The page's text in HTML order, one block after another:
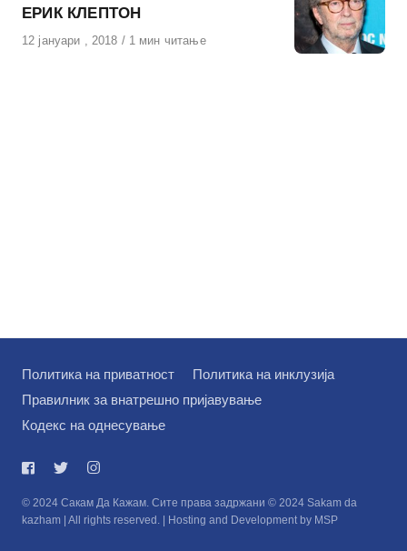
ЕРИК КЛЕПТОН
Објавено
12 јануари , 2018 1 мин читање
Политика на приватност
Политика на инклузија
Правилник за внатрешно пријавување
Кодекс на однесување
© 2024 Сакам Да Кажам. Сите права задржани © 2024 Sakam da
kazham | All rights reserved. | Hosting and Development by MSP